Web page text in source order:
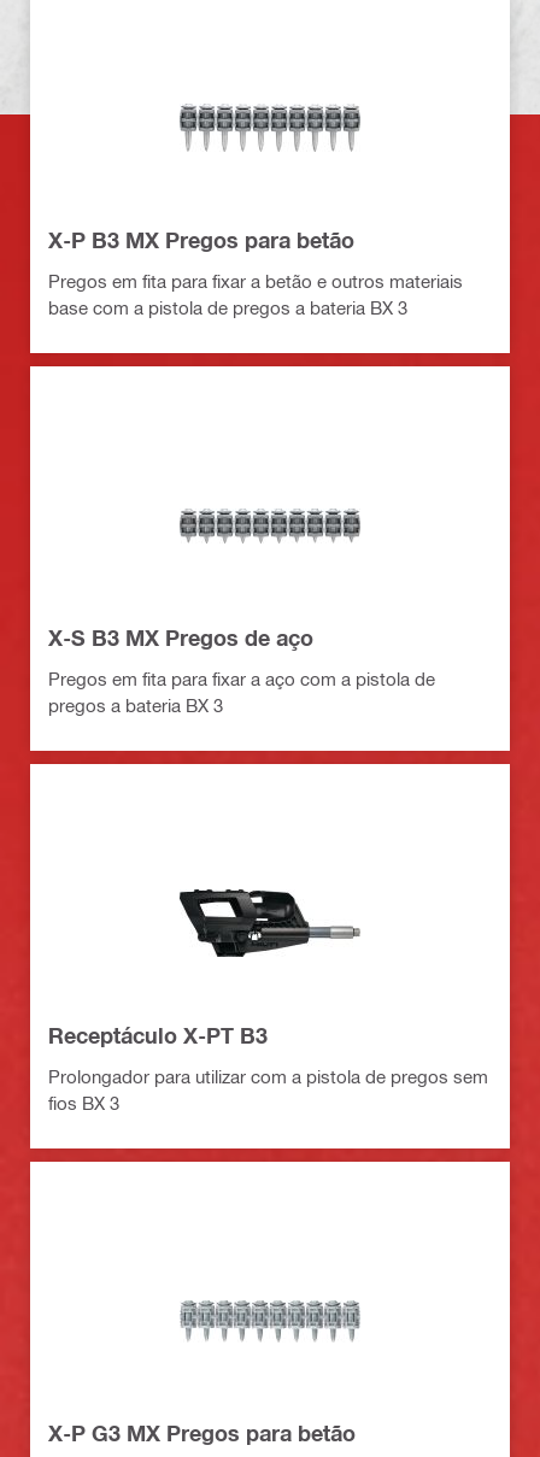
X-P B3 MX Pregos para betão
Pregos em fita para fixar a betão e outros materiais
base com a pistola de pregos a bateria BX 3
X-S B3 MX Pregos de aço
Pregos em fita para fixar a aço com a pistola de
pregos a bateria BX 3
Receptáculo X-PT B3
Prolongador para utilizar com a pistola de pregos sem
fios BX 3
X-P G3 MX Pregos para betão